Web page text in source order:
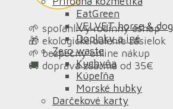
🌱 spoľahlivý rodinný eshop
🎁 ekologické balenie zásielok
🌱 bezpečný online nákup
🚚 doprava zdarma od 35€
EatGreen
VELVET horse & dog
Doplnky a iné
Zero waste
Kuchyňa
Kúpeľňa
Morské hubky
Darčekové karty